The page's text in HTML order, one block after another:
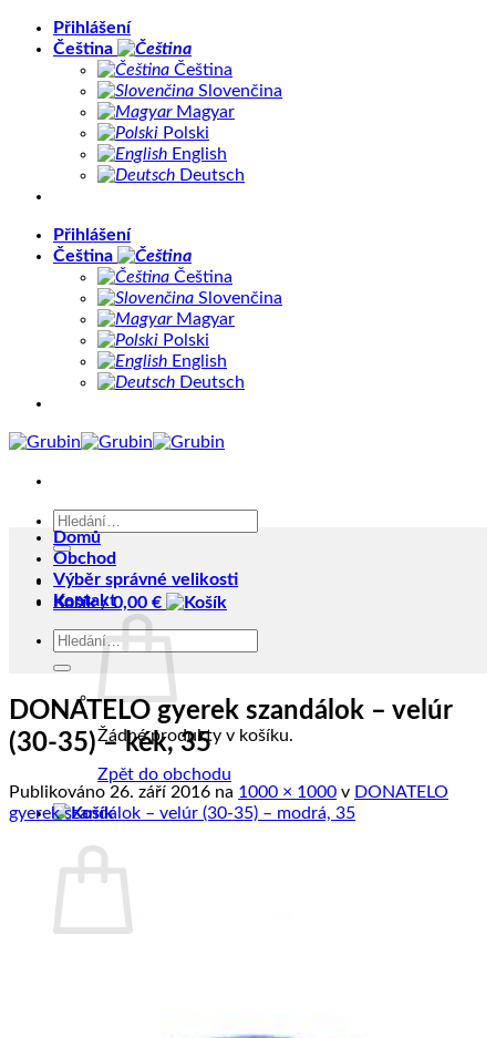
PřeskočitPřihlášení
Čeština
Čeština
Slovenčina
Magyar
Polski
English
Deutsch
Přihlášení
Čeština
Čeština
Slovenčina
Magyar
Polski
English
Deutsch
Hledat:
Košík /0,00 €
Žádné produkty v košíku.
Zpět do obchodu
Domů
Obchod
Výběr správné velikosti
Kontakt
Hledat:
DONATELO gyerek szandálok – velúr
(30-35) – kék, 35
Publikováno 26. září 2016 na 1000 × 1000 v DONATELO
gyerek szandálok – velúr (30-35) – modrá, 35